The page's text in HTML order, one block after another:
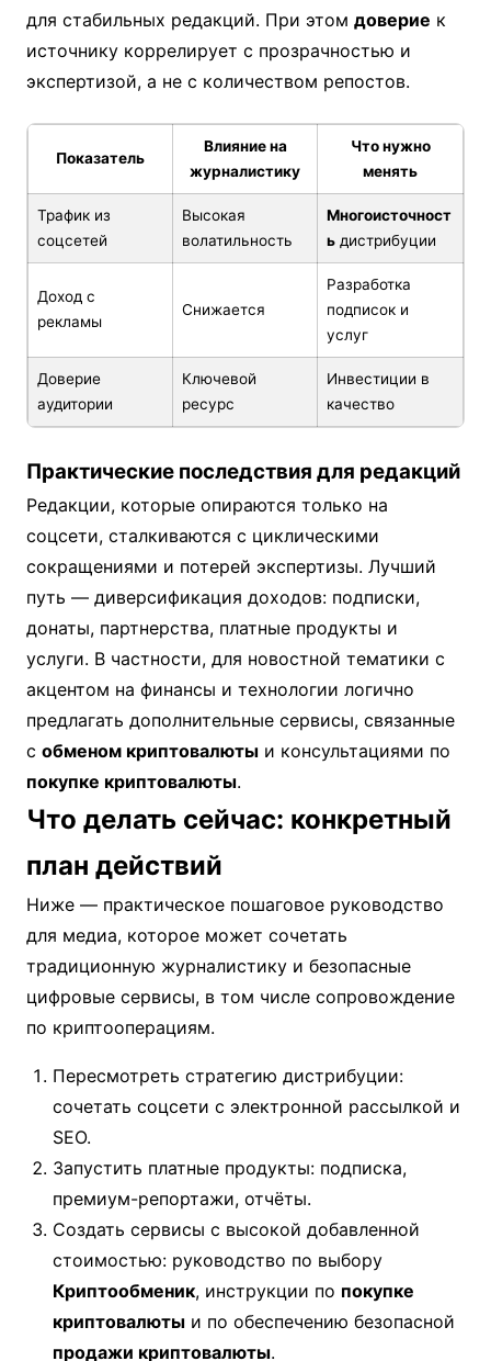
для стабильных редакций. При этом доверие к
источнику коррелирует с прозрачностью и
экспертизой, а не с количеством репостов.
Показатель
Влияние на
журналистику
Что нужно
менять
Трафик из
соцсетей
Высокая
волатильность
Многоисточност
ь дистрибуции
Доход с
рекламы
Снижается
Разработка
подписок и
услуг
Доверие
аудитории
Ключевой
ресурс
Инвестиции в
качество
Практические последствия для редакций
Редакции, которые опираются только на
соцсети, сталкиваются с циклическими
сокращениями и потерей экспертизы. Лучший
путь — диверсификация доходов: подписки,
донаты, партнерства, платные продукты и
услуги. В частности, для новостной тематики с
акцентом на финансы и технологии логично
предлагать дополнительные сервисы, связанные
с обменом криптовалюты и консультациями по
покупке криптовалюты.
Что делать сейчас: конкретный
план действий
Ниже — практическое пошаговое руководство
для медиа, которое может сочетать
традиционную журналистику и безопасные
цифровые сервисы, в том числе сопровождение
по криптооперациям.
Пересмотреть стратегию дистрибуции:
сочетать соцсети с электронной рассылкой и
SEO.
Запустить платные продукты: подписка,
премиум-репортажи, отчёты.
Создать сервисы с высокой добавленной
стоимостью: руководство по выбору
Криптообменик, инструкции по покупке
криптовалюты и по обеспечению безопасной
продажи криптовалюты.